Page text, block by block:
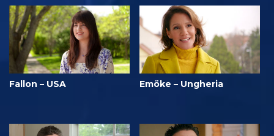
Fallon – USA Emöke – Ungheria